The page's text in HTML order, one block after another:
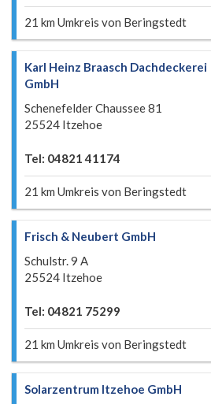
21 km Umkreis von Beringstedt
Karl Heinz Braasch Dachdeckerei
GmbH
Schenefelder Chaussee 81
25524 Itzehoe
Tel: 04821 41174
21 km Umkreis von Beringstedt
Frisch & Neubert GmbH
Schulstr. 9 A
25524 Itzehoe
Tel: 04821 75299
21 km Umkreis von Beringstedt
Solarzentrum Itzehoe GmbH